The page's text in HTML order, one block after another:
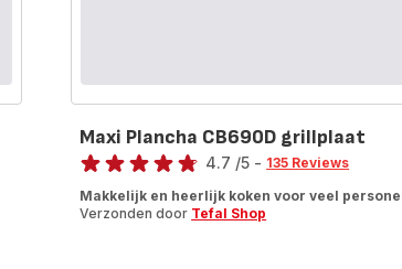
Maxi Plancha CB690D grillplaat
Score
4.7 /5 - 135 Reviews
Makkelijk en heerlijk koken voor veel
Verzonden door Tefal Shop